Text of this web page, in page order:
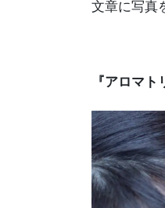
文章に写真
『アロマ